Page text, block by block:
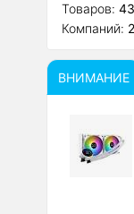
Товаров:
Компаний:
ВНИМАНИЕ